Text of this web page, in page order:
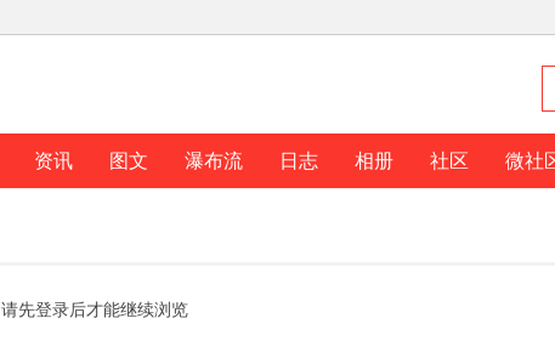
资讯 图文 瀑布流 日志 相册 社区 微社
请先登录后才能继续浏览